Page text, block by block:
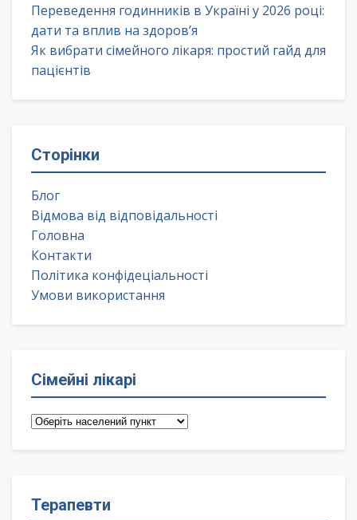
Переведення годинників в Україні у 2026 році:
дати та вплив на здоров’я
Як вибрати сімейного лікаря: простий гайд для
пацієнтів
Сторінки
Блог
Відмова від відповідальності
Головна
Контакти
Політика конфідеціальності
Умови використання
Сімейні лікарі
Сімейні
Терапевти